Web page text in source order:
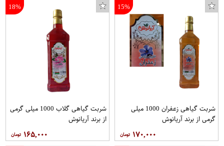
15%
شربت گیاهی زعفران 1000 میلی
گرمی از برند آریانوش
۱۷۰,۰۰۰
18%
شربت گیاهی گلاب 1000 میلی گرمی
از برند آریانوش
۱۶۵,۰۰۰